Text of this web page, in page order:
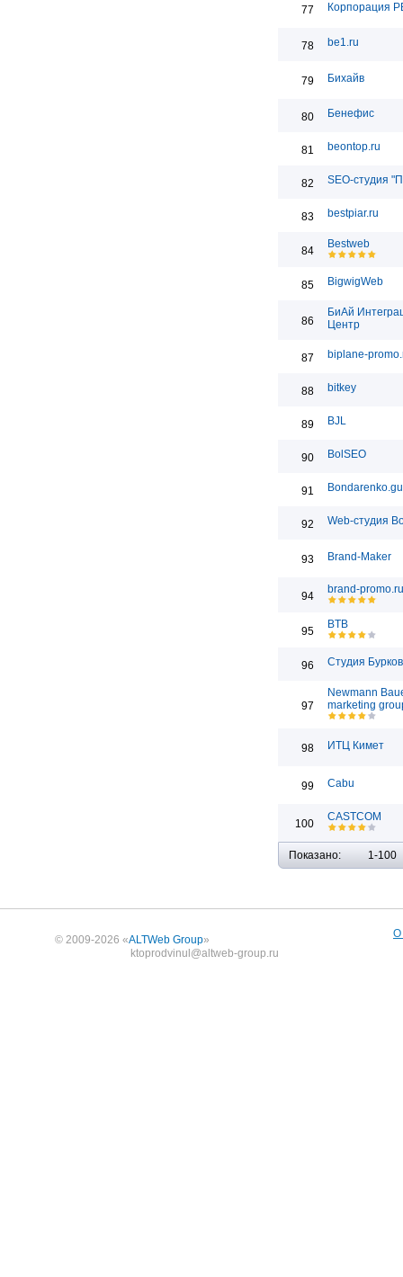
77 Корпорация
78 be1.ru
79 Бихайв
80 Бенефис
81 beontop.ru
82 SEO-студия
83 bestpiar.ru
84
Bestweb
85 BigwigWeb
86
БиАй
Центр
87 biplane-
88 bitkey
89 BJL
90 BolSEO
91
92 Web-студия
93 Brand-Maker
94
brand-promo.ru
95
BTB
96 Студия
97
Newmann
marketing
98 ИТЦ Кимет
99 Cabu
100
CASTCOM
Показано: 1-100
© 2009-2026 «ALTWeb Group»
ktoprodvinul@altweb-group.ru
О